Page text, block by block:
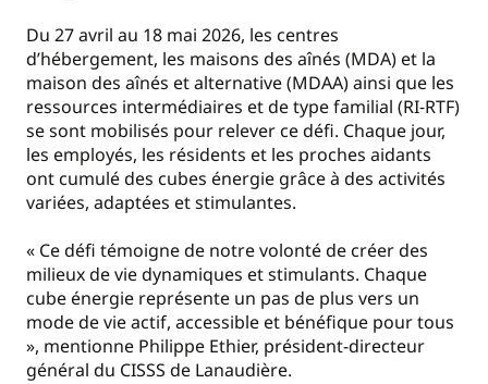
Du 27 avril au 18 mai 2026, les centres
d’hébergement, les maisons des aînés (MDA) et la
maison des aînés et alternative (MDAA) ainsi que les
ressources intermédiaires et de type familial (RI‑RTF)
se sont mobilisés pour relever ce défi. Chaque jour,
les employés, les résidents et les proches aidants
ont cumulé des cubes énergie grâce à des activités
variées, adaptées et stimulantes.
« Ce défi témoigne de notre volonté de créer des
milieux de vie dynamiques et stimulants. Chaque
cube énergie représente un pas de plus vers un
mode de vie actif, accessible et bénéfique pour tous
», mentionne Philippe Ethier, président-directeur
général du CISSS de Lanaudière.